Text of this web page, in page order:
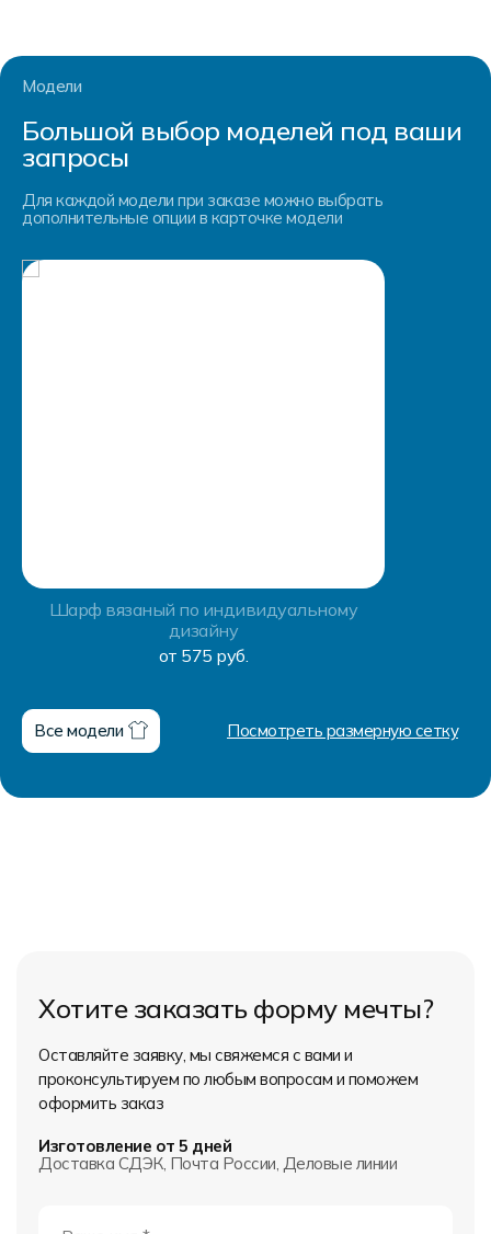
Модели
Большой выбор моделей под ваши
запросы
Для каждой модели при заказе можно выбрать
дополнительные опции в карточке модели
Все модели Посмотреть размерную сетку
Шарф вязаный по индивидуальному
дизайну
от 575 руб.
Хотите заказать форму мечты?
Оставляйте заявку, мы свяжемся с вами и
проконсультируем по любым вопросам и поможем
оформить заказ
Изготовление от 5 дней
Доставка СДЭК, Почта России, Деловые линии
Распродажа
Реквизиты
Пользовательское соглашение
Доставка